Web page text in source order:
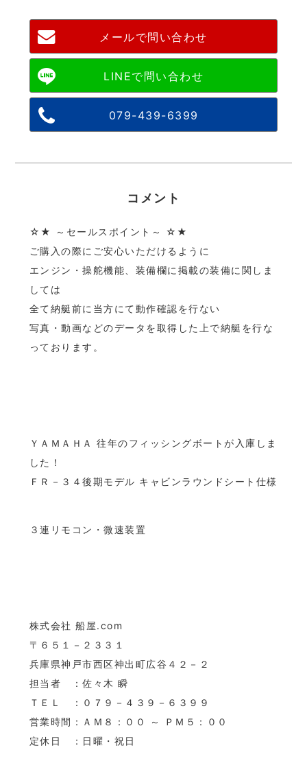
メールで問い合わせ
079-439-6399
コメント
☆★ ～セールスポイント～ ☆★
ご購入の際にご安心いただけるように
エンジン・操舵機能、装備欄に掲載の装備に関しま
しては
全て納艇前に当方にて動作確認を行ない
写真・動画などのデータを取得した上で納艇を行な
っております。
ＹＡＭＡＨＡ 往年のフィッシングボートが入庫しま
した！
ＦＲ－３４後期モデル キャビンラウンドシート仕様
３連リモコン・微速装置
株式会社 船屋.com
〒６５１－２３３１
兵庫県神戸市西区神出町広谷４２－２
担当者 ：佐々木 瞬
ＴＥＬ ：０７９－４３９－６３９９
営業時間：ＡＭ８：００ ～ ＰＭ５：００
定休日 ：日曜・祝日